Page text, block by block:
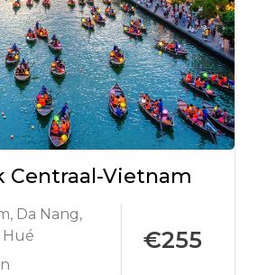
Centraal-Vietnam
, Da Nang,
Hué
€255